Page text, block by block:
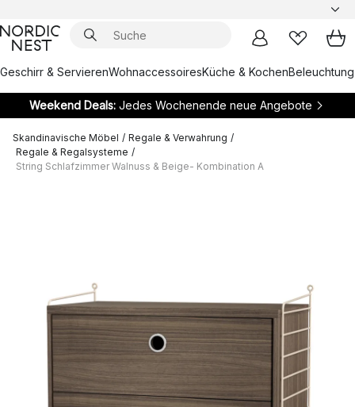
Geschirr & ServierenWohnaccessoiresKüche & KochenBeleuchtung
Weekend Deals:Jedes Wochenende neue Angebote
Skandinavische Möbel / Regale & Verwahrung /
Regale & Regalsysteme /
String Schlafzimmer Walnuss & Beige- Kombination A